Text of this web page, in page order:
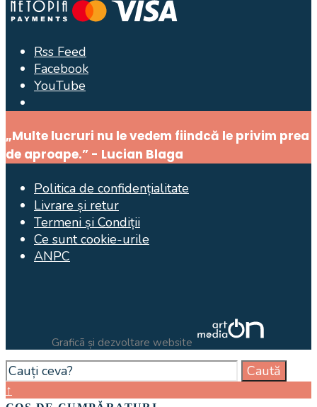
Rss Feed
Facebook
YouTube
Window
„Multe lucruri nu le vedem fiindcă le privim prea
de aproape.” - Lucian Blaga
Politica de confidențialitate
Livrare și retur
Termeni și Condiții
Ce sunt cookie-urile
ANPC
Graficã și dezvoltare website
Search
for:
Caută
Close
↑